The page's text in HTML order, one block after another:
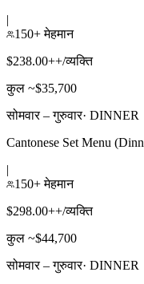
|
150+ मेहमान
$238.00++/व्यक्ति
कुल ~$35,700
सोमवार – गुरुवार· DINNER
Cantonese Set Menu
|
150+ मेहमान
$298.00++/व्यक्ति
कुल ~$44,700
सोमवार – गुरुवार· DINNER